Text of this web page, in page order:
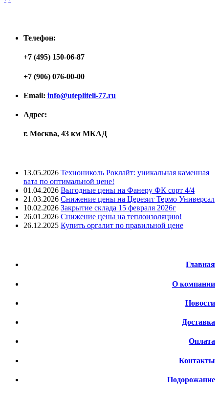
Телефон:
+7 (495) 150-06-87
+7 (906) 076-00-00
Email: info@utepliteli-77.ru
Адрес:
г. Москва, 43 км МКАД
13.05.2026 Технониколь Роклайт: уникальная каменная
вата по оптимальной цене!
01.04.2026 Выгодные цены на Фанеру ФК сорт 4/4
21.03.2026 Снижение цены на Церезит Термо Универсал
10.02.2026 Закрытие склада 15 февраля 2026г
26.01.2026 Снижение цены на теплоизоляцию!
26.12.2025 Купить оргалит по правильной цене
Главная
О компании
Новости
Доставка
Оплата
Контакты
Подорожание